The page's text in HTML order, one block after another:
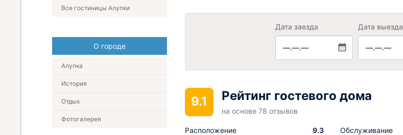
Дата заезда
—.—.—
Дата выезда
—.—.—
9.1 Рейтинг гостевого дома
на основе 78 отзывов
Расположение 9.3 Обслуживание
Все гостиницы Алупки
О городе
Алупка
История
Отдых
Фотогалерея